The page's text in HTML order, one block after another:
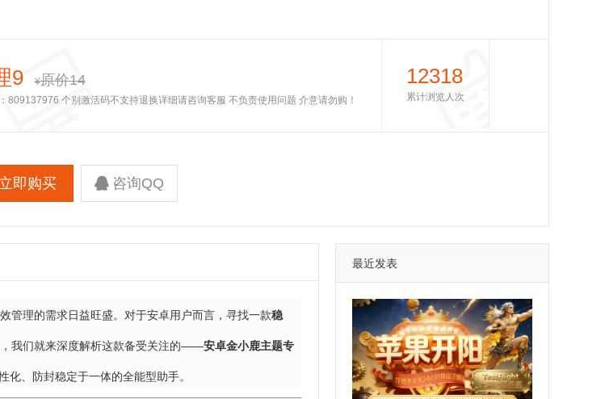
9 ¥原价14
809137976 个别激活码不支持退换详细请咨询客服 不负责使用问题 介意请勿购！
12318
累计浏览人次
立即购买 咨询QQ
管理的需求日益旺盛。对于安卓用户而言，寻找一款稳
我们就来深度解析这款备受关注的——安卓金小鹿主题专
、防封稳定于一体的全能型助手。
最近发表